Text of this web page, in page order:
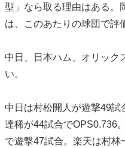
型」なら取る理由はある。
は、このあたりの球団で評
中日、日本ハム、オリック
い。
中日は村松開人が遊撃49
達稀が44試合でOPS0.736
で遊撃47試合。楽天は村林